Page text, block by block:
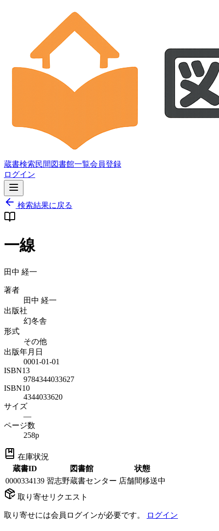
蔵書検索民間図書館一覧会員登録
ログイン
検索結果に戻る
一線
田中 経一
著者
田中 経一
出版社
幻冬舎
形式
その他
出版年月日
0001-01-01
ISBN13
9784344033627
ISBN10
4344033620
サイズ
—
ページ数
258p
在庫状況
蔵書ID
図書館
状態
0000334139 習志野蔵書センター 店舗間移送中
取り寄せリクエスト
取り寄せには会員ログインが必要です。 ログイン